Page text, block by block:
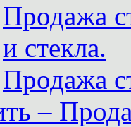
Продажа
и стекла.
Продажа
–